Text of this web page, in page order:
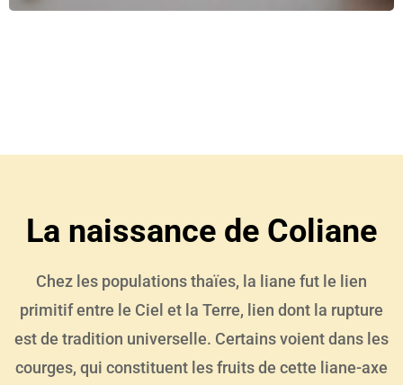
La naissance de Coliane
Chez les populations thaïes, la liane fut le lien
primitif entre le Ciel et la Terre, lien dont la rupture
est de tradition universelle. Certains voient dans les
courges, qui constituent les fruits de cette liane-axe